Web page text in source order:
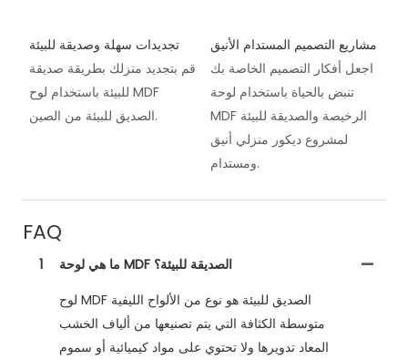
تجديدات سهلة وصديقة للبيئة
قم بتجديد منزلك بطريقة صديقة
للبيئة باستخدام لوح MDF
الصديق للبيئة من الصين.
مشاريع التصميم المستدام الأنيق
اجعل أفكار التصميم الخاصة بك
تنبض بالحياة باستخدام لوحة
MDF الرخيصة والصديقة للبيئة
لمشروع ديكور منزلي أنيق
ومستدام.
FAQ
1
ما هي لوحة MDF الصديقة للبيئة؟
لوح MDF الصديق للبيئة هو نوع من الألواح الليفية
متوسطة الكثافة التي يتم تصنيعها من ألياف الخشب
المعاد تدويرها ولا تحتوي على مواد كيميائية أو سموم